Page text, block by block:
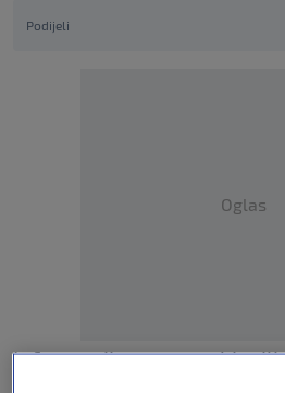
Podijeli
Oglas
Informaciju su prvo objavili